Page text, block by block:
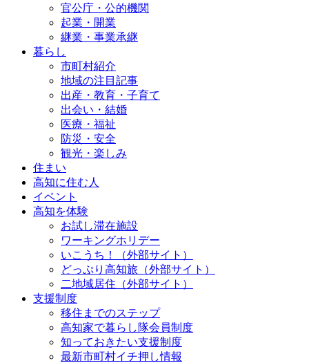
官公庁・公的機関
起業・開業
継業・事業承継
暮らし
市町村紹介
地域の注目記事
出産・教育・子育て
出会い・結婚
医療・福祉
防災・安全
観光・楽しみ
住まい
高知に住む人
イベント
高知を体験
お試し滞在施設
ワーキングホリデー
いこうち！（外部サイト）
どっぷり高知旅（外部サイト）
二地域居住（外部サイト）
支援制度
移住までのステップ
高知家で暮らし隊会員制度
知っておきたい支援制度
最新市町村イチ押し情報